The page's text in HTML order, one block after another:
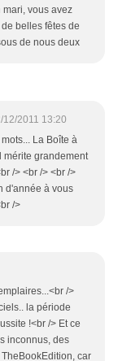
mari, vous avez
belles fêtes de
de nous deux
12/2011 13:20
La Boîte à
mérite grandement
/> <br /> <br />
d'année à vous
/>
/>
la période
!<br /> Et ce
inconnus, des
car